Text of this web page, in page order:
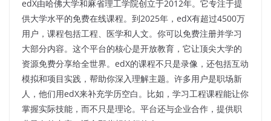
edX由哈佛大学和麻省理工学院创立于2012年。它专注于提
供大学水平的免费在线课程。到2025年，edX有超过4500万
用户，课程包括工程、医学和人文。你可以免费注册并学习
大部分内容。这个平台的核心是开放教育，它让顶尖大学的
资源免费分享给全世界。edX的课程不只是录像，还包括互动
模拟和项目实践，帮助你深入理解主题。许多用户是职场新
人，他们用edX来补充学历空白。比如，学习工程课程能让你
掌握实际技能，而不只是理论。平台还与企业合作，提供职